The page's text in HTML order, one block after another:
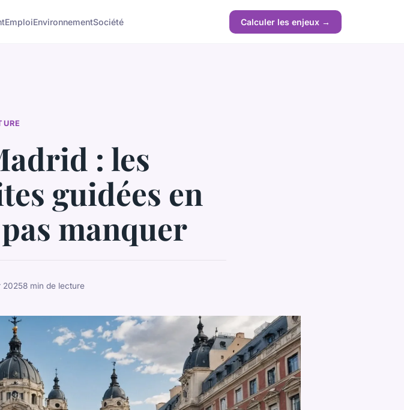
EmploiEnvironnementSociété Calculer les enjeux →
: les
guidées en
manquer
20258 min de lecture